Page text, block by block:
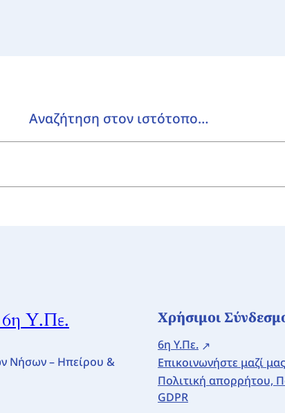
Αναζήτηση στον ιστότοπο…
Υ.Πε.
Νήσων – Ηπείρου &
Χρήσιμοι
6η Υ.Πε.
Επικοινωνήστε μαζί
Πολιτική απορρήτου,
GDPR